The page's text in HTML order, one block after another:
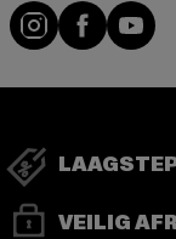
Visit our
Visit
VEILIG